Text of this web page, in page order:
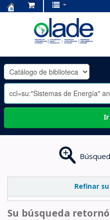
OLADE
-
Ir
Refinar
Su búsqueda